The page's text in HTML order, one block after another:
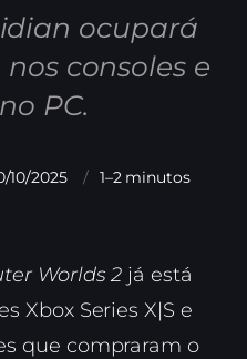
ocupará
consoles e
PC.
10/2025 1–2 minutos
Worlds 2 já está
Xbox Series X|S e
que compraram o